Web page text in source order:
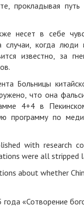
прокладывая
несет в себе
случаи, когда
известно, за
Больницы
что она
4+4 в
программу по
with research
were all stripped
about whether